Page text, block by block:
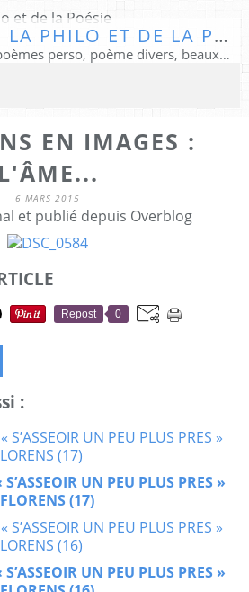
LE MONDE DE LA PHILO ET DE LA POÉSIE
Extraits de livres lus, poèmes perso, poème divers, beaux textes...
EN IMAGES :
L'ÂME...
6 MARS 2015
et publié depuis Overblog
Repost 0
:
UN PEU PLUS PRES »
(17)
UN PEU PLUS PRES »